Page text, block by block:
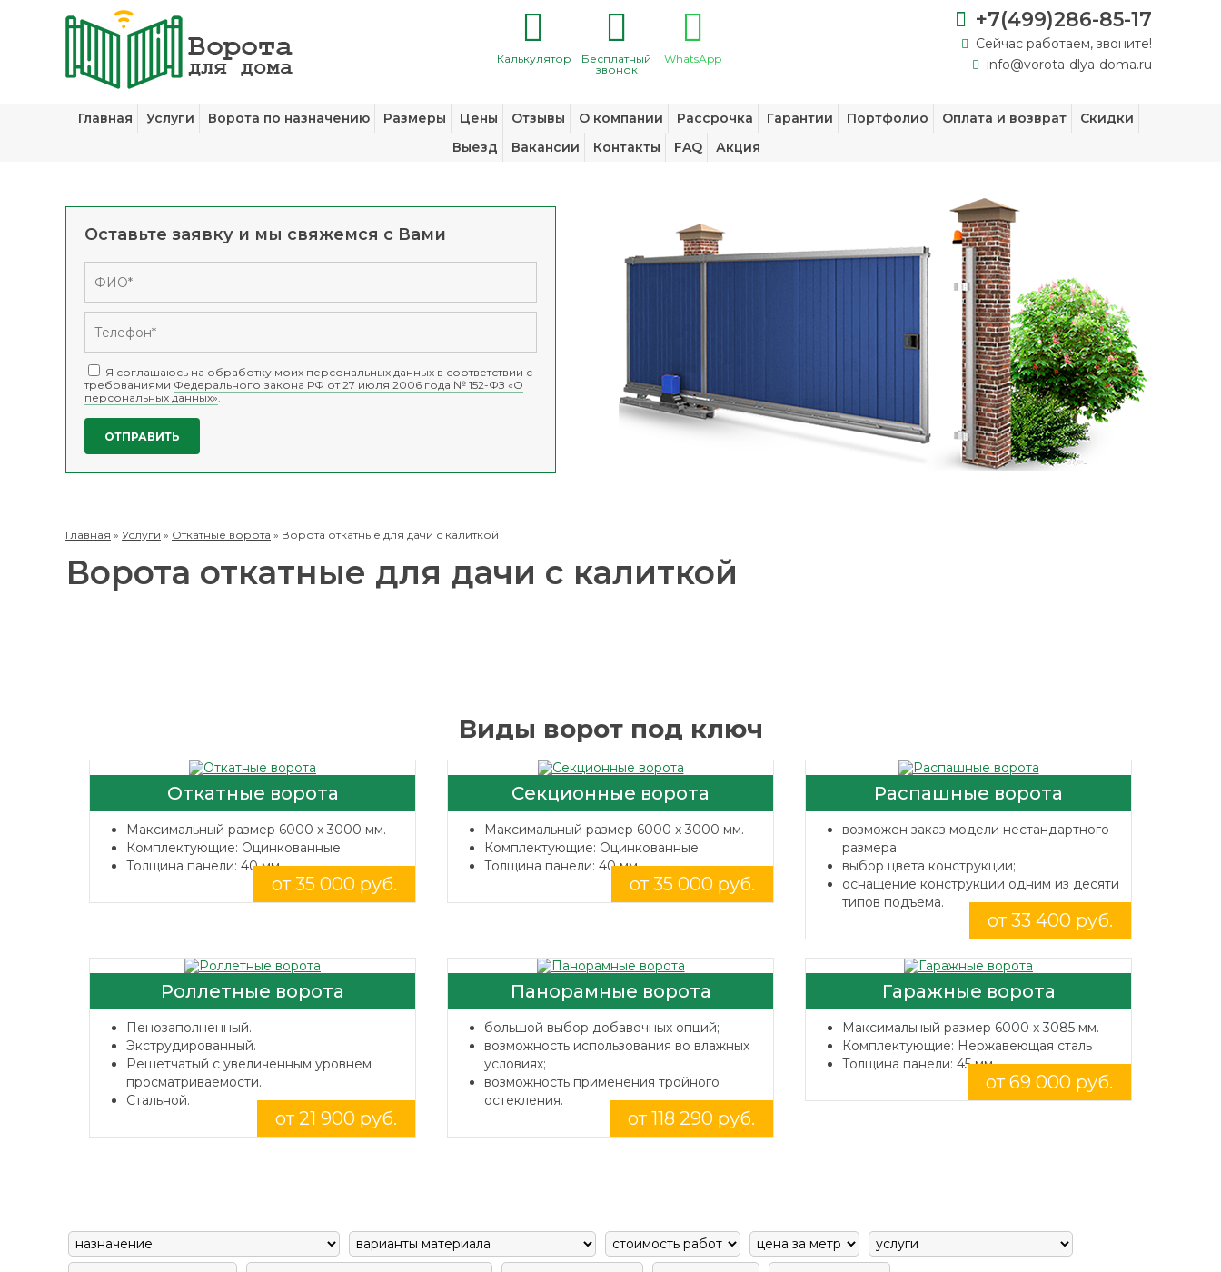
Калькулятор
Бесплатный
звонок
WhatsApp
+7(499)286-85-17
Сейчас работаем, звоните!
info@vorota-dlya-doma.ru
Главная Услуги Ворота по назначению Размеры Цены Отзывы О компании Рассрочка Гарантии Портфолио Оплата и возврат
Скидки
Выезд
Вакансии Контакты FAQ Акция
Оставьте заявку и мы свяжемся с Вами
Я соглашаюсь на обработку моих персональных данных в соответствии с
требованиями Федерального закона РФ от 27 июля 2006 года № 152-ФЗ «О
персональных данных».
Главная » Услуги » Откатные ворота » Ворота откатные для дачи с калиткой
Ворота откатные для дачи с калиткой
Виды ворот под ключ
Откатные ворота
Максимальный размер 6000 x 3000 мм.
Комплектующие: Оцинкованные
Толщина панели: 40 мм.
от 35 000 руб.
Секционные ворота
Максимальный размер 6000 x 3000 мм.
Комплектующие: Оцинкованные
Толщина панели: 40 мм.
от 35 000 руб.
Распашные ворота
возможен заказ модели нестандартного
размера;
выбор цвета конструкции;
оснащение конструкции одним из десяти
типов подъема.
от 33 400 руб.
Роллетные ворота
Пенозаполненный.
Экструдированный.
Решетчатый с увеличенным уровнем
просматриваемости.
Стальной.
от 21 900 руб.
Панорамные ворота
большой выбор добавочных опций;
возможность использования во влажных
условиях;
возможность применения тройного
остекления.
от 118 290 руб.
Гаражные ворота
Максимальный размер 6000 x 3085 мм.
Комплектующие: Нержавеющая сталь
Толщина панели: 45 мм.
от 69 000 руб.